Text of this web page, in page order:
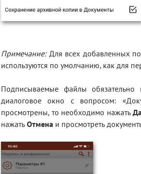
Примечание:Для всех добавленных
используются по умолчанию, как для
Подписываемые файлы обязательно
диалоговое окно с вопросом:
просмотрены, то необходимо нажать
нажать Отмена и просмотреть